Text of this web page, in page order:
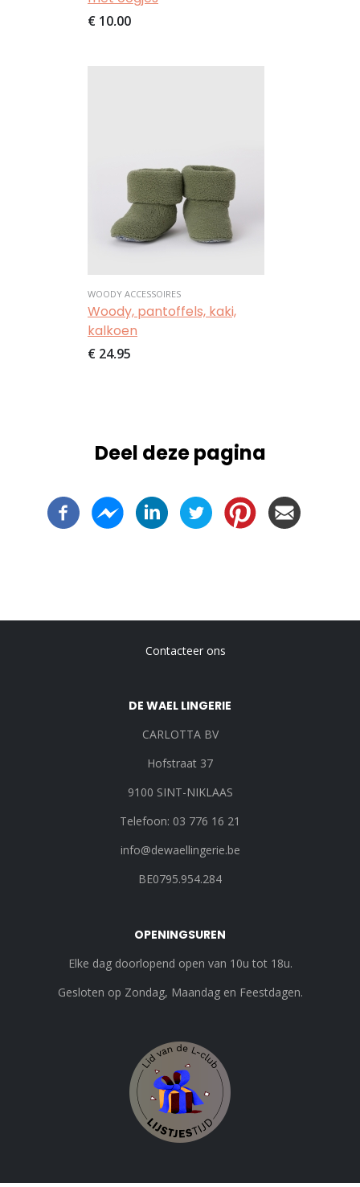
€ 10,00
WOODY ACCESSOIRES
Woody, pantoffels, kaki,
kalkoen
€ 24,95
Deel deze pagina
Contacteer ons
DE WAEL LINGERIE
CARLOTTA BV
Hofstraat 37
9100 SINT-NIKLAAS
Telefoon: 03 776 16 21
info@dewaellingerie.be
BE0795.954.284
OPENINGSUREN
Elke dag doorlopend open van 10u tot 18u.
Gesloten op Zondag, Maandag en Feestdagen.